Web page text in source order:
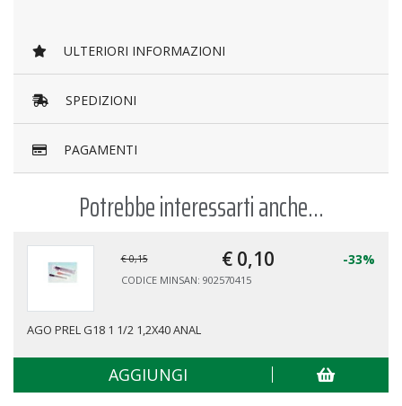
ULTERIORI INFORMAZIONI
SPEDIZIONI
PAGAMENTI
Potrebbe interessarti anche...
€ 0,15 € 0,10 -33%
CODICE MINSAN: 902570415
AGO PREL G18 1 1/2 1,2X40 ANAL
AGGIUNGI